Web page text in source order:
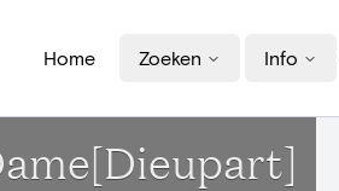
Home Zoeken Info